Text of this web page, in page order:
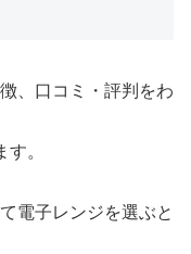
、口コミ・評判をわ
。
電子レンジを選ぶと